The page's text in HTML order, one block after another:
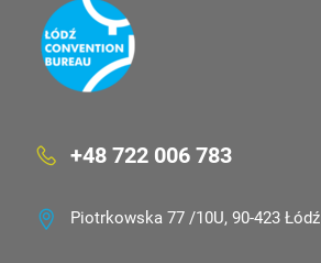
+48 722 006 783
Piotrkowska 77 /10U, 90-423 Łódź